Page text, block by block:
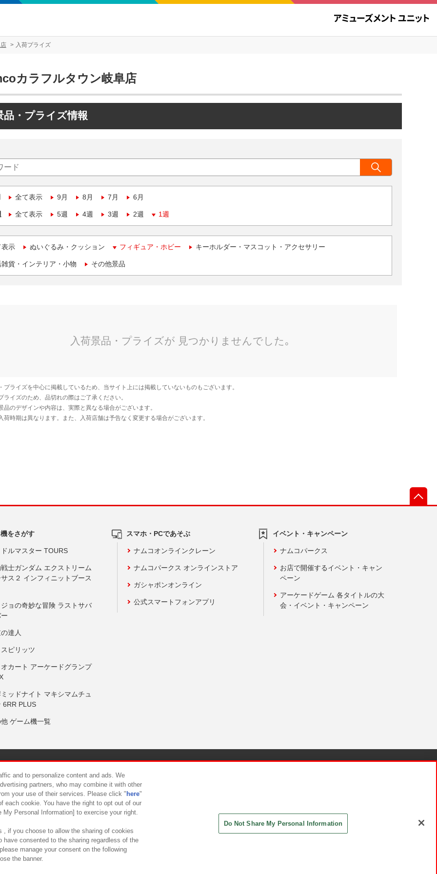
入荷プライズ
カラフルタウン岐阜店
品・プライズ情報
全て表示 9月 8月 7月 6月
全て表示 5週 4週 3週 2週 1週
表示 ぬいぐるみ・クッション フィギュア・ホビー キーホルダー・マスコット・アクセサリー
貨・インテリア・小物 その他景品
をさがす
ルマスター TOURS
士ガンダム エクストリーム
ス２ インフィニットブース
ョの奇妙な冒険 ラストサバ
達人
ピリッツ
カート アーケードグランプ
ッドナイト マキシマムチュ
6RR PLUS
ゲーム機一覧
スマホ・PCであそぶ
ナムコオンラインクレーン
ナムコパークス オンラインストア
ガシャポンオンライン
公式スマートフォンアプリ
イベント・キャンペーン
ナムコパークス
お店で開催するイベント・キャン
ペーン
アーケードゲーム 各タイトルの大
会・イベント・キャンペーン
について カスタマーハラスメント対応方針
and to personalize content and ads. We
partners, who may combine it with other
your use of their services. Please click " here"
each cookie. You have the right to opt out of our
Personal Information] to exercise your right.
, if you choose to allow the sharing of cookies
have consented to the sharing regardless of the
manage your consent on the following
the banner.
Do Not Share My Personal Information